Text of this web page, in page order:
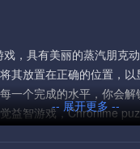
，具有美丽的蒸汽朋克
其放置在正确的位置，
一个完成的水平，你会
益智游戏，Chronime
-- 展开更多 --